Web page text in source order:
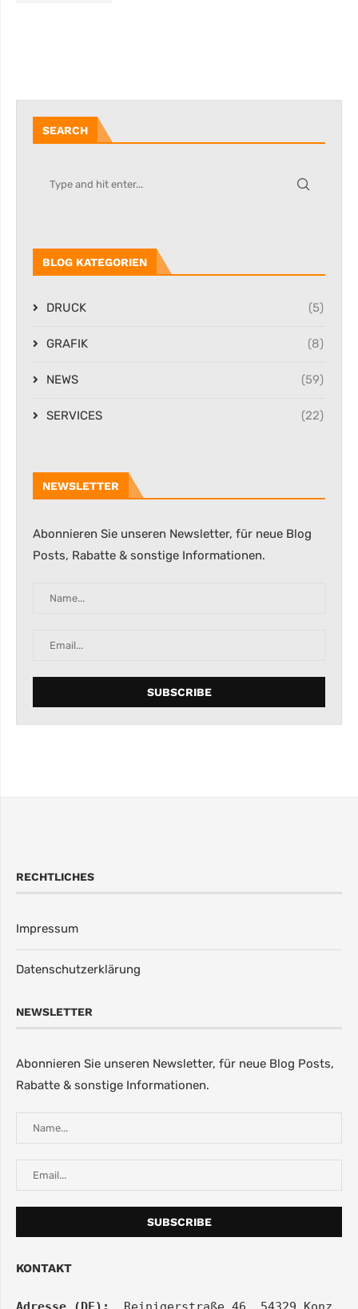
SEARCH
BLOG KATEGORIEN
DRUCK (5)
GRAFIK (8)
NEWS (59)
SERVICES (22)
NEWSLETTER
Abonnieren Sie unseren Newsletter, für neue Blog
Posts, Rabatte & sonstige Informationen.
RECHTLICHES
Impressum
Datenschutzerklärung
NEWSLETTER
Abonnieren Sie unseren Newsletter, für neue Blog Posts,
Rabatte & sonstige Informationen.
KONTAKT